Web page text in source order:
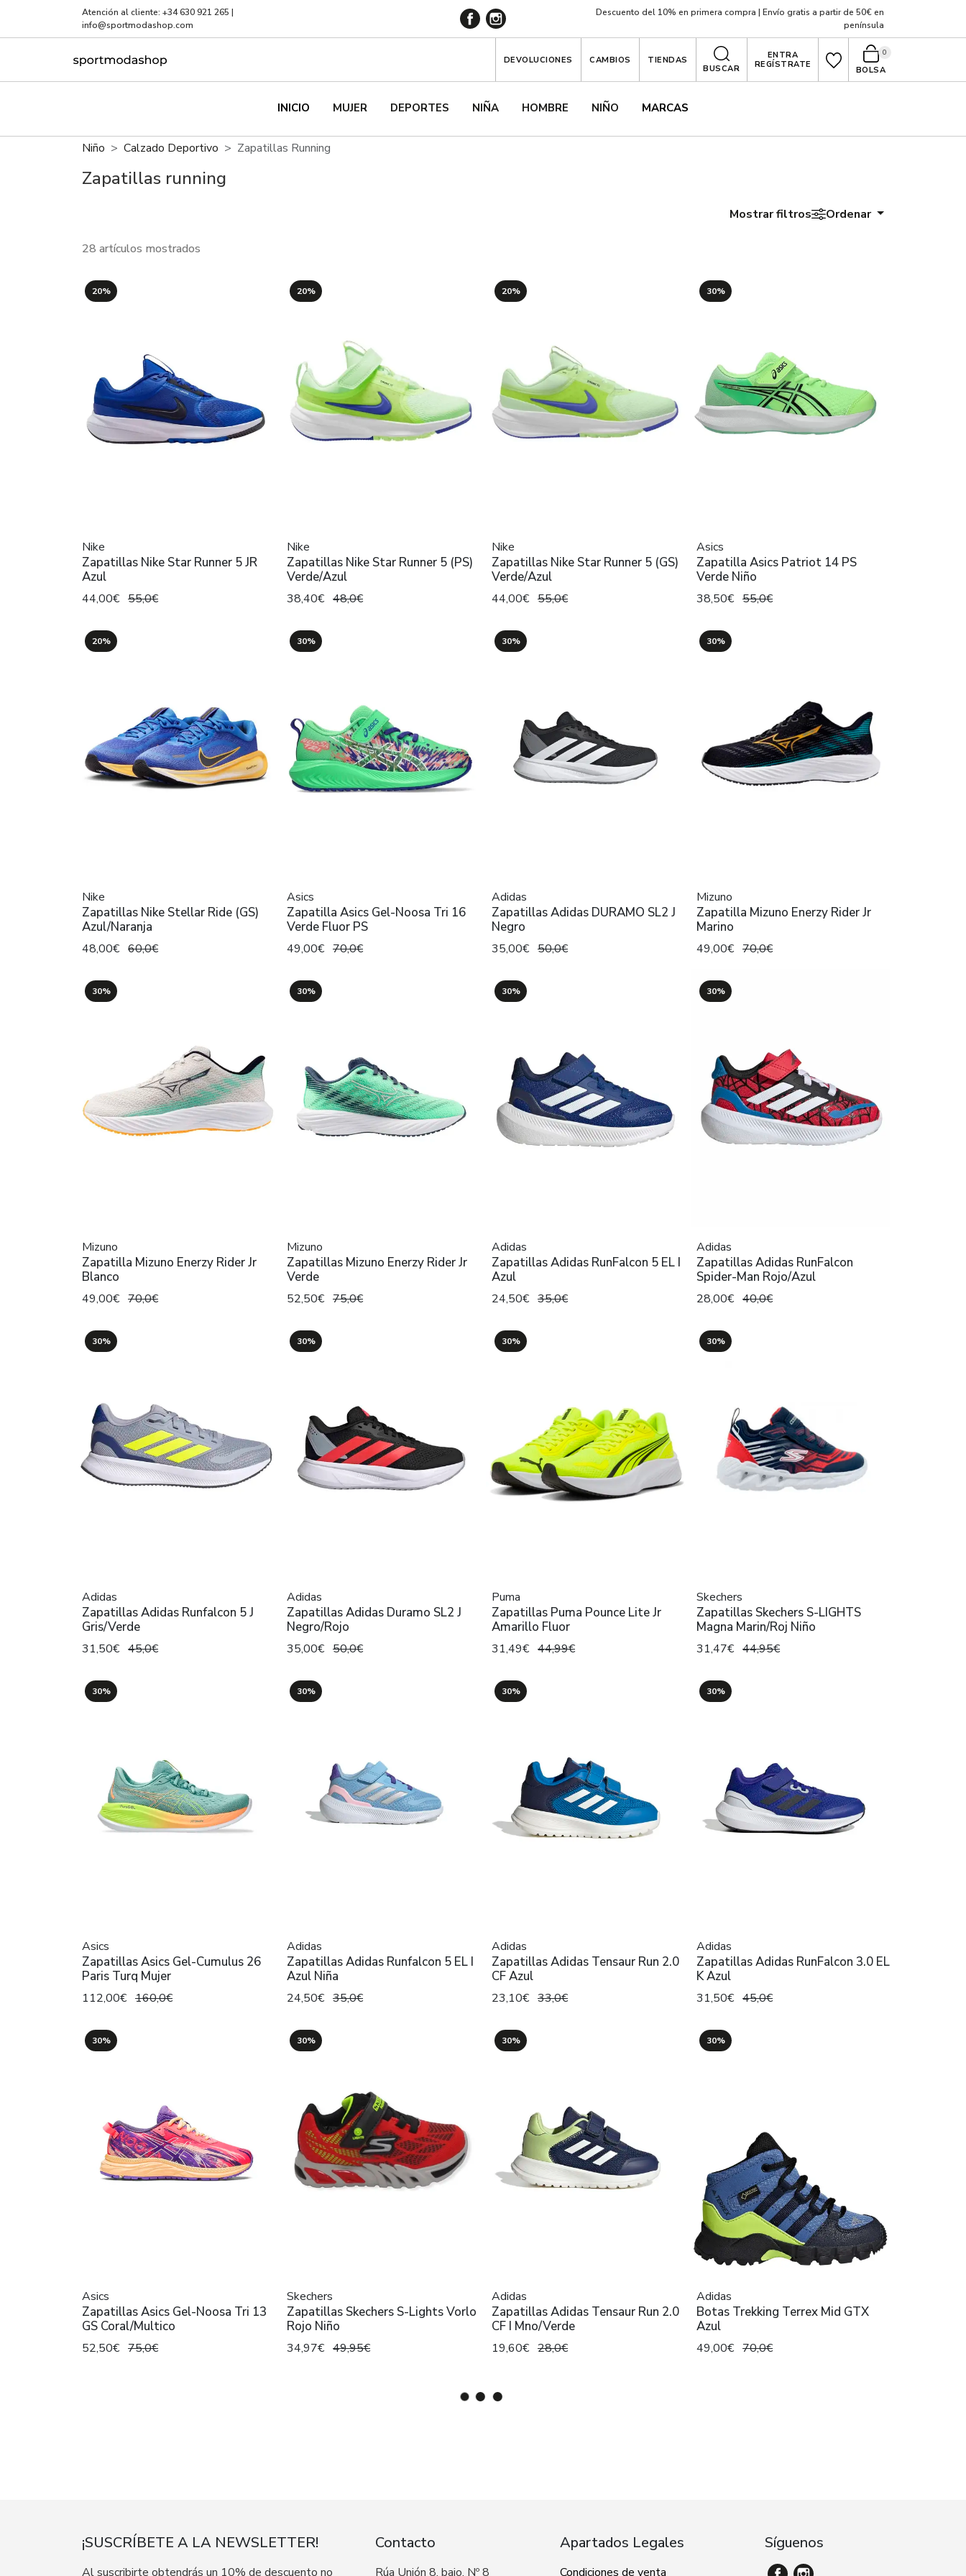
Atención al cliente: +34 630 921 265 |
info@sportmodashop.com
Descuento del 10% en primera compra | Envío gratis a partir de 50€ en
península
INICIO MUJER DEPORTES NIÑA HOMBRE NIÑO MARCAS
DEVOLUCIONES CAMBIOS
TIENDAS
BUSCAR
ENTRA
REGÍSTRATE
BOLSA
0
Niño Calzado Deportivo Zapatillas Running
Zapatillas running
Mostrar filtros Ordenar
28 artículos mostrados
20%
Nike
Zapatillas Nike Star Runner 5 JR
Azul
44,00€ 55,0€
20%
Nike
Zapatillas Nike Star Runner 5 (PS)
Verde/Azul
38,40€ 48,0€
20%
Nike
Zapatillas Nike Star Runner 5 (GS)
Verde/Azul
44,00€ 55,0€
30%
Asics
Zapatilla Asics Patriot 14 PS
Verde Niño
38,50€ 55,0€
20%
Nike
Zapatillas Nike Stellar Ride (GS)
Azul/Naranja
48,00€ 60,0€
30%
Asics
Zapatilla Asics Gel-Noosa Tri 16
Verde Fluor PS
49,00€ 70,0€
30%
Adidas
Zapatillas Adidas DURAMO SL2 J
Negro
35,00€ 50,0€
30%
Mizuno
Zapatilla Mizuno Enerzy Rider Jr
Marino
49,00€ 70,0€
30%
Mizuno
Zapatilla Mizuno Enerzy Rider Jr
Blanco
49,00€ 70,0€
30%
Mizuno
Zapatillas Mizuno Enerzy Rider Jr
Verde
52,50€ 75,0€
30%
Adidas
Zapatillas Adidas RunFalcon 5 EL I
Azul
24,50€ 35,0€
30%
Adidas
Zapatillas Adidas RunFalcon
Spider-Man Rojo/Azul
28,00€ 40,0€
30%
Adidas
Zapatillas Adidas Runfalcon 5 J
Gris/Verde
31,50€ 45,0€
30%
Adidas
Zapatillas Adidas Duramo SL2 J
Negro/Rojo
35,00€ 50,0€
30%
Puma
Zapatillas Puma Pounce Lite Jr
Amarillo Fluor
31,49€ 44,99€
30%
Skechers
Zapatillas Skechers S-LIGHTS
Magna Marin/Roj Niño
31,47€ 44,95€
30%
Asics
Zapatillas Asics Gel-Cumulus 26
Paris Turq Mujer
112,00€ 160,0€
30%
Adidas
Zapatillas Adidas Runfalcon 5 EL I
Azul Niña
24,50€ 35,0€
30%
Adidas
Zapatillas Adidas Tensaur Run 2.0
CF Azul
23,10€ 33,0€
30%
Adidas
Zapatillas Adidas RunFalcon 3.0 EL
K Azul
31,50€ 45,0€
30%
Asics
Zapatillas Asics Gel-Noosa Tri 13
GS Coral/Multico
52,50€ 75,0€
30%
Skechers
Zapatillas Skechers S-Lights Vorlo
Rojo Niño
34,97€ 49,95€
30%
Adidas
Zapatillas Adidas Tensaur Run 2.0
CF I Mno/Verde
19,60€ 28,0€
30%
Adidas
Botas Trekking Terrex Mid GTX
Azul
49,00€ 70,0€
¡SUSCRÍBETE A LA NEWSLETTER!
Al suscribirte obtendrás un 10% de descuento no
Contacto
Rúa Unión 8, bajo, Nº 8
Apartados Legales
Condiciones de venta
Síguenos